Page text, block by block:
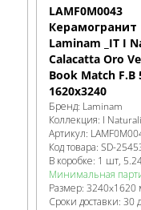
LAMF0M0043
Керамогранит
Laminam _IT I
Calacatta Oro
Book Match F.B
1620x3240
Бренд: Laminam
Коллекция: I
Артикул:
Код товара: SD-
В коробке: 1 шт,
Минимальная
Размер: 3240x1620
Сроки доставки: 30